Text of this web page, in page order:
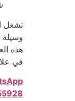
تشغل
وسيلة
هذه
في